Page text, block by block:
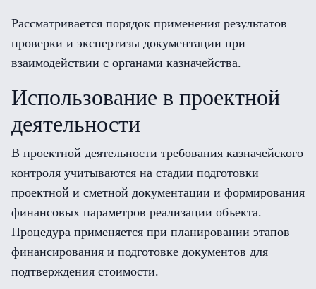
Рассматривается порядок применения результатов
проверки и экспертизы документации при
взаимодействии с органами казначейства.
Использование в проектной
деятельности
В проектной деятельности требования казначейского
контроля учитываются на стадии подготовки
проектной и сметной документации и формирования
финансовых параметров реализации объекта.
Процедура применяется при планировании этапов
финансирования и подготовке документов для
подтверждения стоимости.